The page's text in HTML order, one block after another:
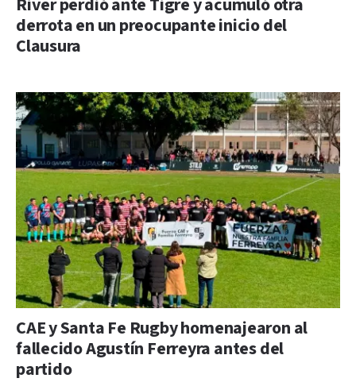
River perdió ante Tigre y acumuló otra
derrota en un preocupante inicio del
Clausura
CAE y Santa Fe Rugby homenajearon al
fallecido Agustín Ferreyra antes del
partido